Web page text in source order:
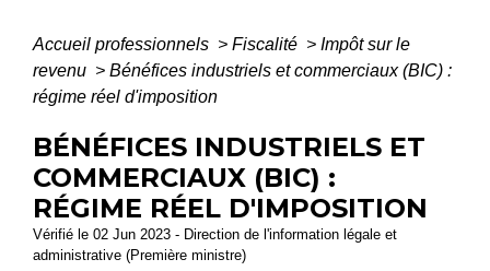
Accueil professionnels > Fiscalité > Impôt sur le
revenu > Bénéfices industriels et commerciaux (BIC) :
régime réel d'imposition
BÉNÉFICES INDUSTRIELS ET
COMMERCIAUX (BIC) :
RÉGIME RÉEL D'IMPOSITION
Vérifié le 02 Jun 2023 - Direction de l'information légale et
administrative (Première ministre)